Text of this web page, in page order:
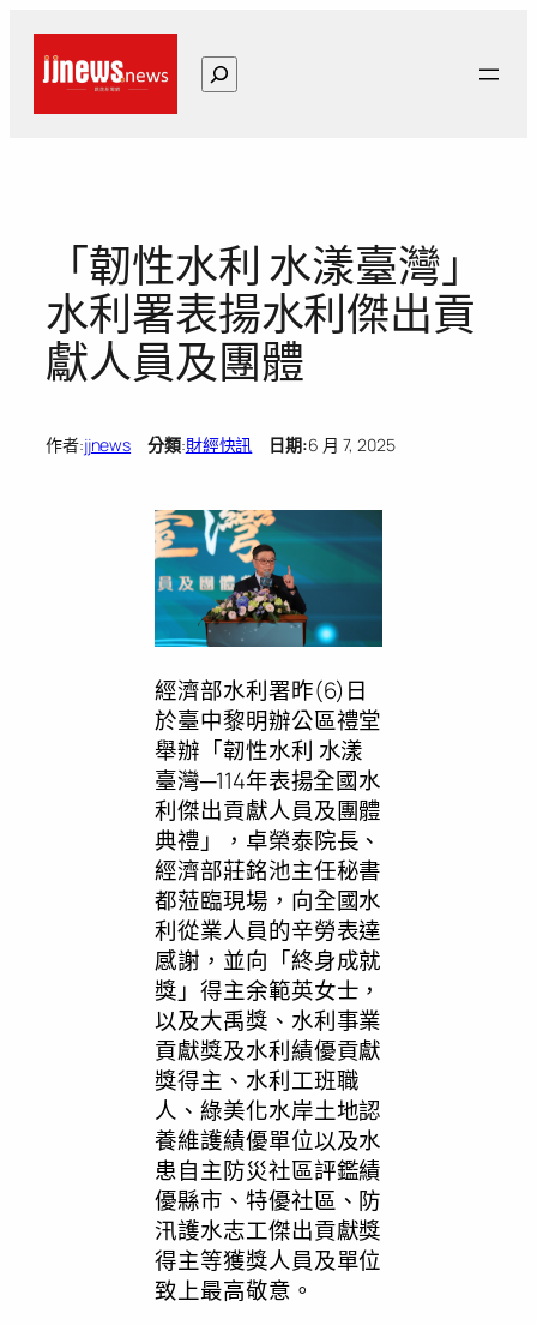
搜
尋
「韌性水利 水漾臺灣」
水利署表揚水利傑出貢
獻人員及團體
作者:jjnews 分類:財經快訊 日期:6 月 7, 2025
經濟部水利署昨(6)日
於臺中黎明辦公區禮堂
舉辦「韌性水利 水漾
臺灣─114年表揚全國水
利傑出貢獻人員及團體
典禮」，卓榮泰院長、
經濟部莊銘池主任秘書
都蒞臨現場，向全國水
利從業人員的辛勞表達
感謝，並向「終身成就
獎」得主余範英女士，
以及大禹獎、水利事業
貢獻獎及水利績優貢獻
獎得主、水利工班職
人、綠美化水岸土地認
養維護績優單位以及水
患自主防災社區評鑑績
優縣市、特優社區、防
汛護水志工傑出貢獻獎
得主等獲獎人員及單位
致上最高敬意。